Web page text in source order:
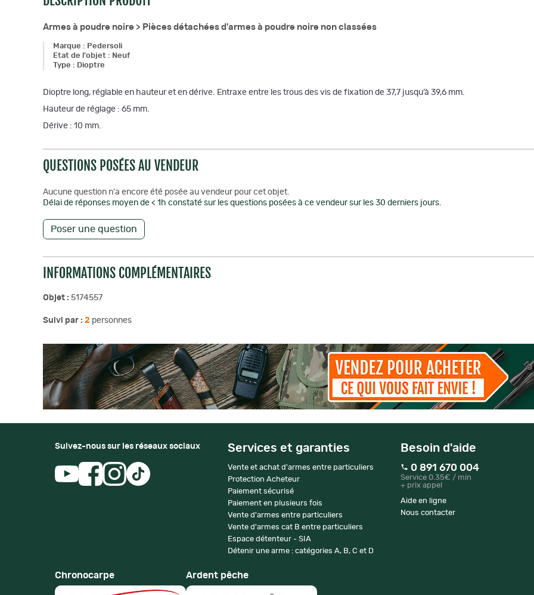
Armes à poudre noire > Pièces détachées d'armes à poudre noire non classées
Marque : Pedersoli
Etat de l'objet : Neuf
Type : Dioptre
Dioptre long, réglable en hauteur et en dérive. Entraxe entre les trous des vis de fixation de 37,7 jusqu’à 39,6 mm.
Hauteur de réglage : 65 mm.
Dérive : 10 mm.
QUESTIONS POSÉES AU VENDEUR
Aucune question n'a encore été posée au vendeur pour cet objet.
Délai de réponses moyen de < 1h constaté sur les questions posées à ce vendeur sur les 30 derniers jours.
Poser une question
INFORMATIONS COMPLÉMENTAIRES
Objet : 5174557
Suivi par : 2 personnes
Suivez-nous sur les réseaux sociaux Services et garanties
Vente et achat d'armes entre particuliers
Protection Acheteur
Paiement sécurisé
Paiement en plusieurs fois
Vente d'armes entre particuliers
Vente d'armes cat B entre particuliers
Espace détenteur - SIA
Détenir une arme : catégories A, B, C et D
Besoin d'aide
0 891 670 004
Service 0.35€ / min
+ prix appel
Aide en ligne
Nous contacter
Chronocarpe Ardent pêche